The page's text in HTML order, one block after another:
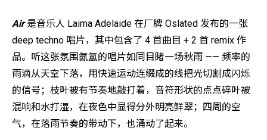
Air是音乐人 Laima Adelaide 在厂牌 Oslated 发布的一张
deep techno 唱片，其中包含了 4 首曲目 + 2 首 remix 作
品。听这张氛围氤氲的唱片如同目睹一场秋雨 —— 频率的
雨滴从天空下落，用快速运动连缀成的线把光切割成闪烁
的信号；枝叶被有节奏地敲打着，音符形状的点点碎叶被
混响和水打湿，在夜色中显得分外明亮鲜翠；四周的空
气，在落雨节奏的带动下，也涌动了起来。